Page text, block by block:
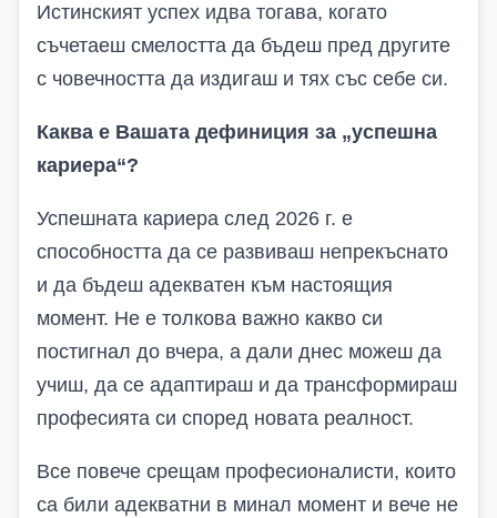
Истинският успех идва тогава, когато
съчетаеш смелостта да бъдеш пред другите
с човечността да издигаш и тях със себе си.
Каква е Вашата дефиниция за „успешна
кариера“?
Успешната кариера след 2026 г. е
способността да се развиваш непрекъснато
и да бъдеш адекватен към настоящия
момент. Не е толкова важно какво си
постигнал до вчера, а дали днес можеш да
учиш, да се адаптираш и да трансформираш
професията си според новата реалност.
Все повече срещам професионалисти, които
са били адекватни в минал момент и вече не